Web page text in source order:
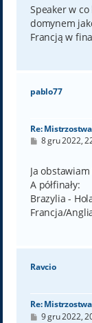
t
Speaker w
domynem
Francją w
pablo77
Re:
P
t
8 gru 2022,
Ja
A półfinały:
Brazylia -
Francja/
Ravcio
Re:
P9 gru 2022,